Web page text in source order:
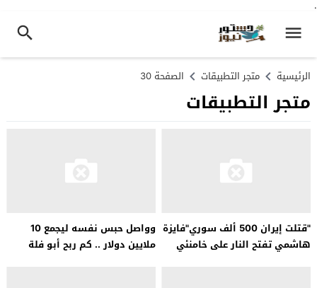
.
الرئيسية متجر التطبيقات الصفحة 30
متجر التطبيقات
"قتلت إيران 500 ألف سوري"فايزة
هاشمي تفتح النار على خامنئي
وواصل حبس نفسه ليجمع 10
ملايين دولار .. كم ربح أبو فلة